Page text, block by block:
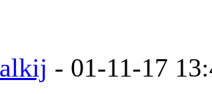
- 01-11-17